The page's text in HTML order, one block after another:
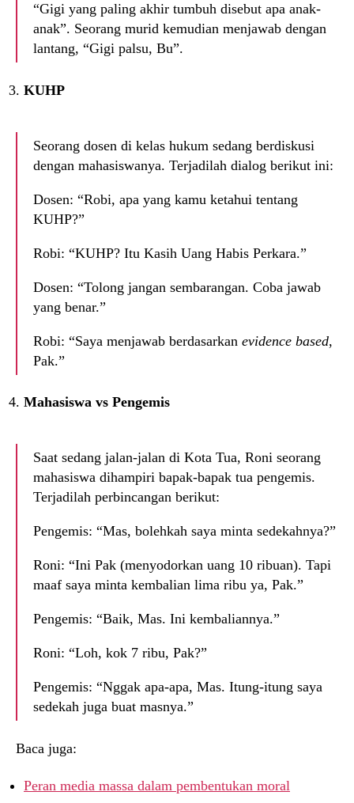
“Gigi yang paling akhir tumbuh disebut apa anak-
anak”. Seorang murid kemudian menjawab dengan
lantang, “Gigi palsu, Bu”.
KUHP
Seorang dosen di kelas hukum sedang berdiskusi
dengan mahasiswanya. Terjadilah dialog berikut ini:
Dosen: “Robi, apa yang kamu ketahui tentang
KUHP?”
Robi: “KUHP? Itu Kasih Uang Habis Perkara.”
Dosen: “Tolong jangan sembarangan. Coba jawab
yang benar.”
Robi: “Saya menjawab berdasarkan evidence based,
Pak.”
Mahasiswa vs Pengemis
Saat sedang jalan-jalan di Kota Tua, Roni seorang
mahasiswa dihampiri bapak-bapak tua pengemis.
Terjadilah perbincangan berikut:
Pengemis: “Mas, bolehkah saya minta sedekahnya?”
Roni: “Ini Pak (menyodorkan uang 10 ribuan). Tapi
maaf saya minta kembalian lima ribu ya, Pak.”
Pengemis: “Baik, Mas. Ini kembaliannya.”
Roni: “Loh, kok 7 ribu, Pak?”
Pengemis: “Nggak apa-apa, Mas. Itung-itung saya
sedekah juga buat masnya.”
Baca juga:
Peran media massa dalam pembentukan moral